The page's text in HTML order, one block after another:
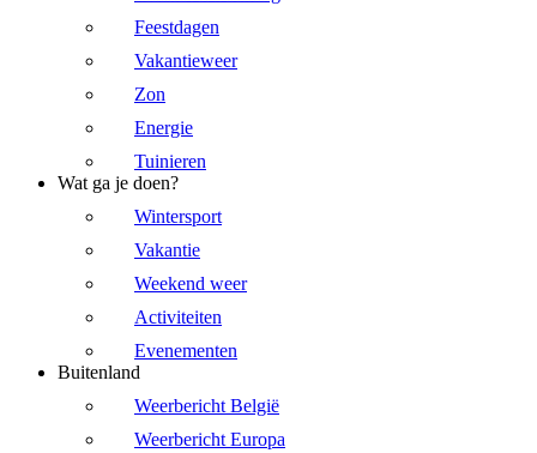
Feestdagen
Vakantieweer
Zon
Energie
Tuinieren
Wat ga je doen?
Wintersport
Vakantie
Weekend weer
Activiteiten
Evenementen
Buitenland
Weerbericht België
Weerbericht Europa